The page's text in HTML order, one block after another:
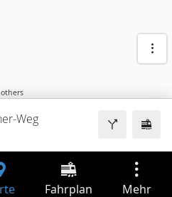
others
Weg
Fahrplan Mehr